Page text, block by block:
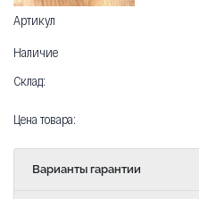
Артикул
Наличие
Склад:
Цена товара:
Варианты гарантии